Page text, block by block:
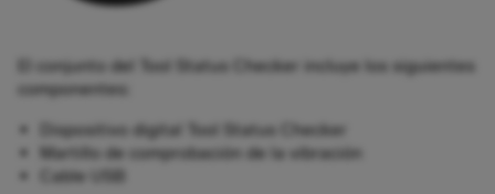
El conjunto del Tool Status Checker incluye los siguientes
componentes:
Dispositivo digital Tool Status Checker
Martillo de comprobación de la vibración
Cable USB